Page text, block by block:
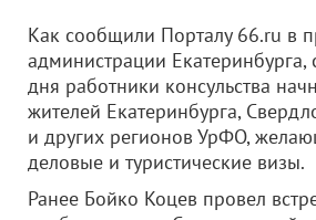
Как сообщили Порталу 66.ru в
администрации Екатеринбурга,
дня работники консульства
жителей Екатеринбурга,
и других регионов УрФО,
деловые и туристические визы.
Ранее Бойко Коцев провел